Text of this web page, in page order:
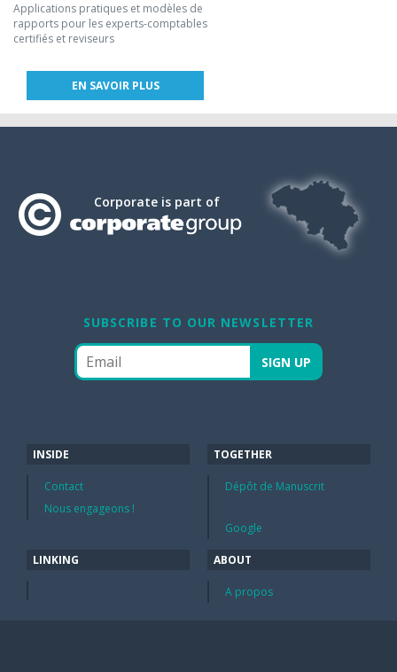
Applications pratiques et modèles de
rapports pour les experts-comptables
certifiés et reviseurs
EN SAVOIR PLUS
Corporate is part of
SUBSCRIBE TO OUR NEWSLETTER
INSIDE
Contact
Nous engageons !
TOGETHER
Dépôt de Manuscrit
Google
LINKING ABOUT
A propos